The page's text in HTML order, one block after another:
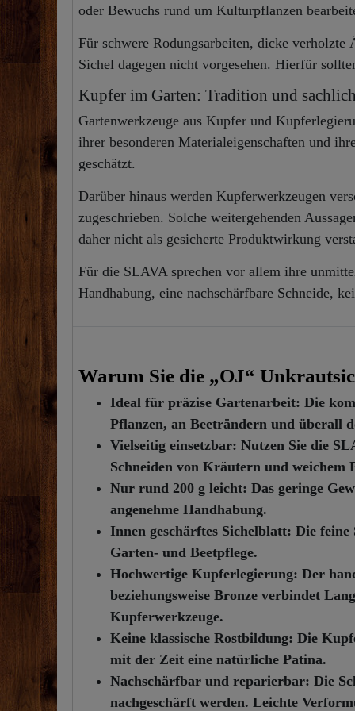
oder Bewuchs rund um Kulturpflanzen
Für schwere Rodungsarbeiten, dicke verholzte
Sichel dagegen nicht vorgesehen. Hierfür
Kupfer im Garten: Tradition und
Gartenwerkzeuge aus Kupfer und
ihrer besonderen Materialeigenschaften und
geschätzt.
Darüber hinaus werden Kupferwerkzeugen
zugeschrieben. Solche weitergehenden
daher nicht als gesicherte Produktwirkung
Für die SLAVA sprechen vor allem ihre
Handhabung, eine nachschärfbare Schneide,
Warum Sie die „OJ“
Ideal für präzise Gartenarbeit: Die
Pflanzen, an Beeträndern und überall
Vielseitig einsetzbar: Nutzen Sie die
Schneiden von Kräutern und
Nur rund 200 g leicht: Das geringe
angenehme Handhabung.
Innen geschärftes Sichelblatt: Die feine
Garten- und Beetpflege.
Hochwertige Kupferlegierung: Der
beziehungsweise Bronze verbindet
Kupferwerkzeuge.
Keine klassische Rostbildung: Die
mit der Zeit eine natürliche Patina.
Nachschärfbar und reparierbar: Die
nachgeschärft werden. Leichte